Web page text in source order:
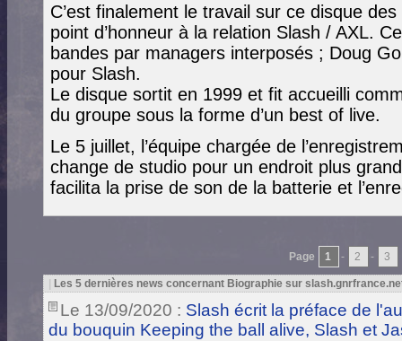
C’est finalement le travail sur ce disque
point d’honneur à la relation Slash / AXL.
bandes par managers interposés ; Doug
pour Slash.
Le disque sortit en 1999 et fit accueilli
du groupe sous la forme d’un best of live.
Le 5 juillet, l’équipe chargée de
change de studio pour un endroit plus
facilita la prise de son de la batterie et
Page 1 - 2 - 3
| Les 5 dernières news concernant Biographie sur
Le 13/09/2020 : Slash écrit la préface de
du bouquin Keeping the ball alive, Slash et